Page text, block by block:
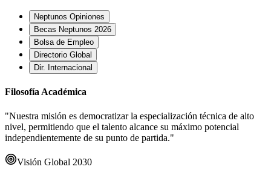
Neptunos Opiniones
Becas Neptunos 2026
Bolsa de Empleo
Directorio Global
Dir. Internacional
Filosofía Académica
"Nuestra misión es democratizar la especialización técnica de alto
nivel, permitiendo que el talento alcance su máximo potencial
independientemente de su punto de partida."
Visión Global 2030